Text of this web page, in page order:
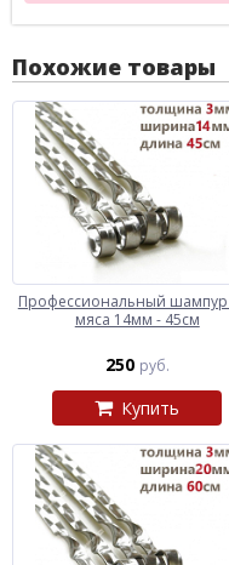
Похожие товары
Профессиональный шампур
мяса 14мм - 45см
250 руб.
Купить